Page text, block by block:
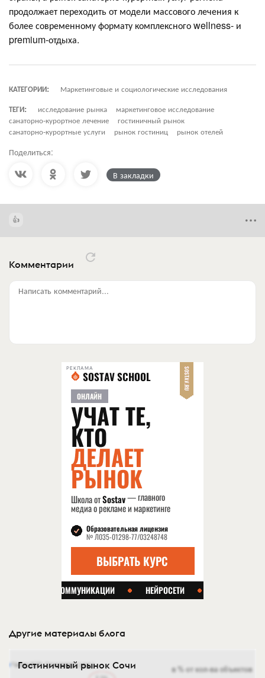
продолжает переходить от модели массового лечения к
более современному формату комплексного wellness- и
premium-отдыха.
КАТЕГОРИИ:
Маркетинговые и социологические исследования
ТЕГИ:
исследование рынка
маркетинговое исследование
санаторно-курортное лечение
гостиничный рынок
санаторно-курортные услуги
рынок гостиниц рынок отелей
Поделиться:
В закладки
Комментарии
Написать комментарий...
РЕКЛАМА
Другие материалы блога
Гостиничный рынок Сочи